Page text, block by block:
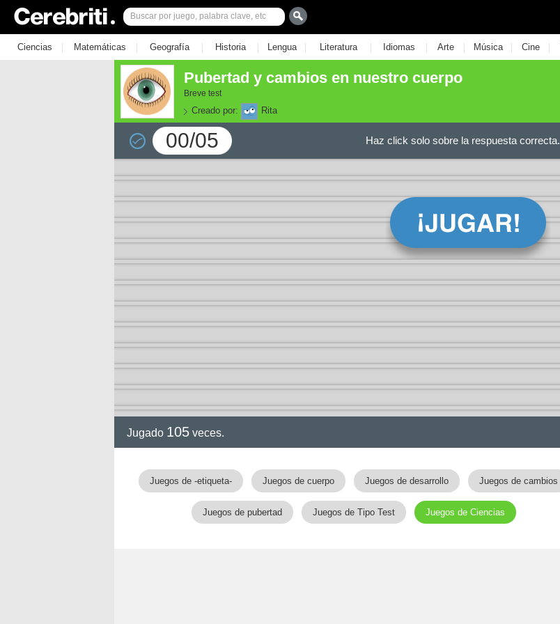
Ciencias | Matemáticas | Geografía | Historia | Lengua | Literatura | Idiomas | Arte | Música | Cine |
Pubertad y cambios en nuestro cuerpo
Breve test
Creado por: Rita
00/05 Haz click solo sobre la respuesta correcta.
Jugado 105 veces.
Juegos de -etiqueta- Juegos de cuerpo Juegos de desarrollo Juegos de cambios
Juegos de pubertad Juegos de Tipo Test Juegos de Ciencias